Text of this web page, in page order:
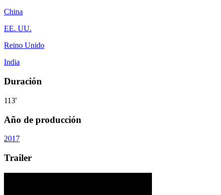
China
EE. UU.
Reino Unido
India
Duración
113'
Año de producción
2017
Trailer